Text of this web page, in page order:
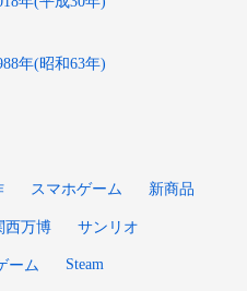
年(昭和63年)
スマホゲーム 新商品
西万博 サンリオ
ーム Steam